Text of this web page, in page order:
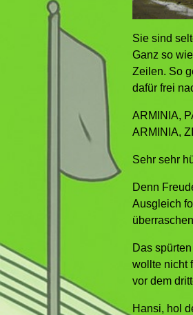
Sie sind
Ganz so
Zeilen. So
dafür frei
ARMINIA,
ARMINIA,
Sehr sehr
Denn
Ausgleich
Das
wollte nicht
vor dem
Hansi, hol